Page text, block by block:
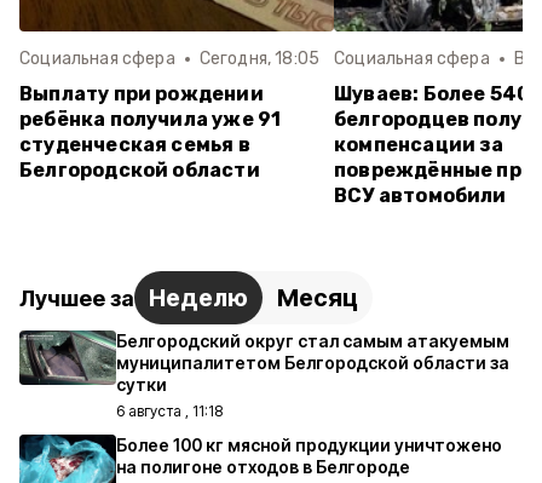
Социальная сфера Сегодня, 18:05
Выплату при рождении
ребёнка получила уже 91
студенческая семья в
Белгородской области
Социальная сфера
Шуваев: Более 540
белгородцев
компенсации за
повреждённые при
ВСУ автомобили
Лучшее за Неделю Месяц
Белгородский округ стал самым атакуемым
муниципалитетом Белгородской области за
сутки
6 августа , 11:18
Более 100 кг мясной продукции уничтожено
на полигоне отходов в Белгороде